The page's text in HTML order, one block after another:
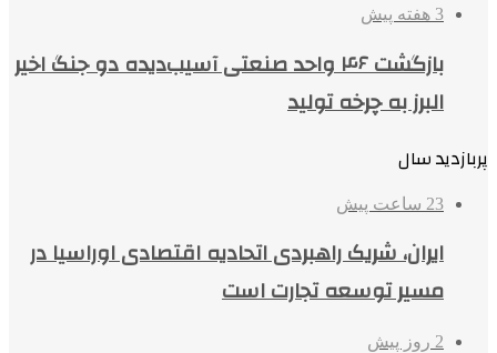
3 هفته پیش
بازگشت ۴۶ واحد صنعتی آسیب‌دیده دو جنگ اخیر
البرز به چرخه تولید
پربازدید سال
23 ساعت پیش
ایران، شریک راهبردی اتحادیه اقتصادی اوراسیا در
مسیر توسعه تجارت است
2 روز پیش